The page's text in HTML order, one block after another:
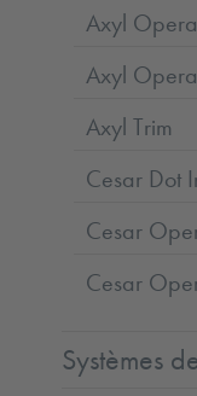
Axyl Opera
Axyl
Axyl Trim
Cesar Dot
Cesar
Cesar
Systèmes